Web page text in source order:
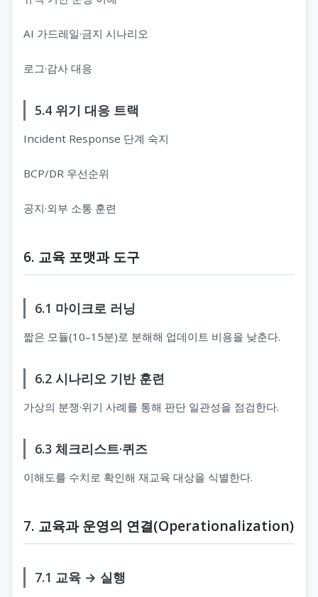
AI 가드레일·금지 시나리오
로그·감사 대응
5.4 위기 대응 트랙
Incident Response 단계 숙지
BCP/DR 우선순위
공지·외부 소통 훈련
6. 교육 포맷과 도구
6.1 마이크로 러닝
짧은 모듈(10–15분)로 분해해 업데이트 비용을 낮춘다.
6.2 시나리오 기반 훈련
가상의 분쟁·위기 사례를 통해 판단 일관성을 점검한다.
6.3 체크리스트·퀴즈
이해도를 수치로 확인해 재교육 대상을 식별한다.
7. 교육과 운영의 연결(Operationalization)
7.1 교육 → 실행